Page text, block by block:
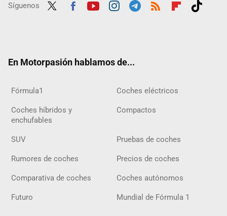
Síguenos
En Motorpasión hablamos de...
Fórmula1 Coches eléctricos
Coches híbridos y
enchufables
Compactos
SUV Pruebas de coches
Rumores de coches Precios de coches
Comparativa de coches Coches autónomos
Futuro Mundial de Fórmula 1